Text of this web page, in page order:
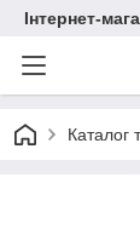
Інтернет-
Каталог